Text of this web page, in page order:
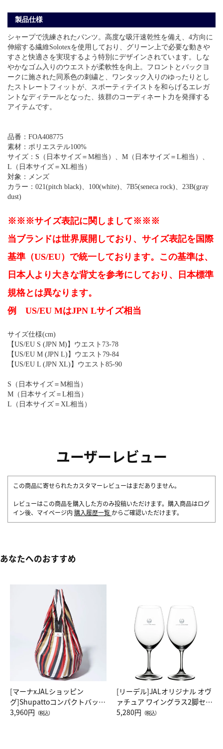
製品仕様
シャープで洗練されたパンツ。高度な吸汗速乾性を備え、4方向に
伸縮する繊維Solotexを使用しており、グリーン上で必要な動きや
すさと快適さを実現するよう特別にデザインされています。しな
やかなゴム入りのウエストが柔軟性を向上。フロントとバックヨ
ークに施された同系色の刺繍と、ワンタック入りのゆったりとし
たストレートフィットが、スポーティテイストを和らげるエレガ
ントなディテールとなった、抜群のコーディネート力を発揮する
アイテムです。
品番：FOA408775
素材：ポリエステル100%
サイズ：S（日本サイズ＝M相当）、M（日本サイズ＝L相当）、
L（日本サイズ＝XL相当）
対象：メンズ
カラー：021(pitch black)、100(white)、7B5(seneca rock)、23B(gray
dust)
※※※サイズ表記に関しまして※※※
当ブランドは世界展開しており、サイズ表記を国際
基準（US/EU）で統一しております。この基準は、
日本人より大きな背丈を参考にしており、日本標準
規格とは異なります。
例 US/EU MはJPN Lサイズ相当
サイズ仕様(cm)
【US/EU S (JPN M)】ウエスト73-78
【US/EU M (JPN L)】ウエスト79-84
【US/EU L (JPN XL)】ウエスト85-90
S（日本サイズ＝M相当）
M（日本サイズ＝L相当）
L（日本サイズ＝XL相当）
ユーザーレビュー
この商品に寄せられたカスタマーレビューはまだありません。
レビューはこの商品を購入した方のみ投稿いただけます。購入商品はログ
イン後、マイページ内 購入履歴一覧 からご確認いただけます。
あなたへのおすすめ
[マーナxJALショッピン
グ]Shupattoコンパクトバッグ
Drop JAL客室乗務員（LC）ス
3,960円 （税込）
[リーデル]JALオリジナル オヴ
ァチュア ワイングラス2脚セッ
ト（レッドワイン）
5,280円 （税込）